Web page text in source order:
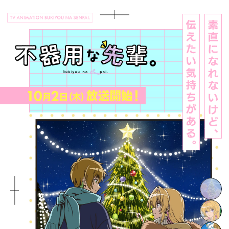
TOP
NEWS
ON AIR
INTRODUCTION
STORY
CHARACTER